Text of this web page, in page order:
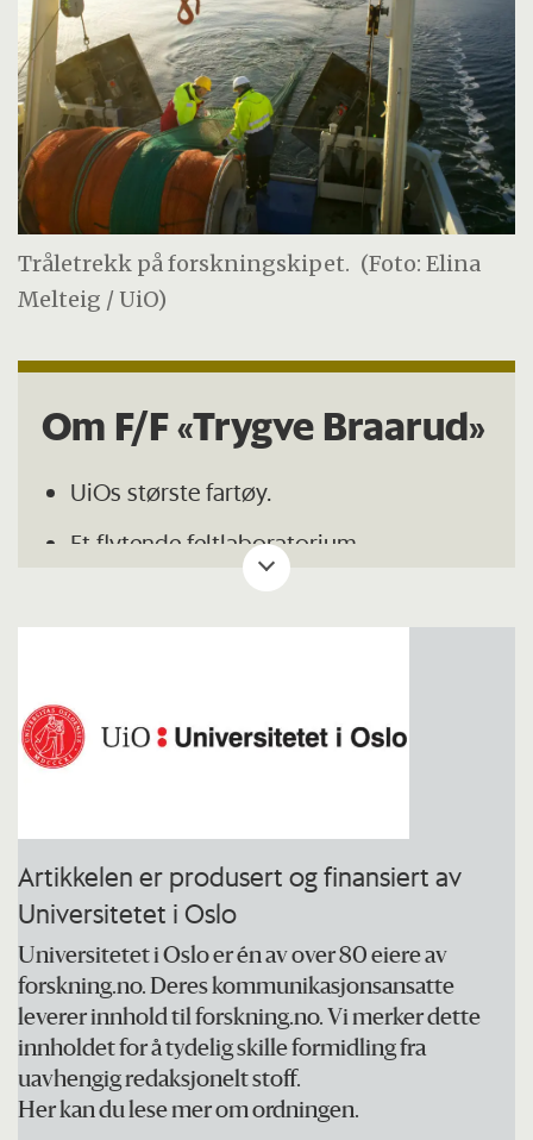
Tråletrekk på forskningskipet. (Foto: Elina
Melteig / UiO)
Om F/F «Trygve Braarud»
UiOs største fartøy.
Et flytende feltlaboratorium.
Moderne instrumenter for å måle
fysiske, kjemiske og biologiske
Fartsområde er Oslofjorden og
havområdene rundt.
Artikkelen er produsert og finansiert av
Universitetet i Oslo
Universitetet i Oslo er én av over 80 eiere av
forskning.no. Deres kommunikasjonsansatte
leverer innhold til forskning.no. Vi merker dette
innholdet for å tydelig skille formidling fra
uavhengig redaksjonelt stoff.
Her kan du lese mer om ordningen.